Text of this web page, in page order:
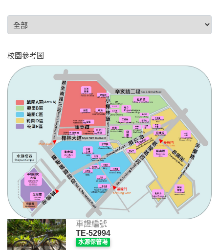
校園參考圖
車證編號
TE-52994
水源保管場